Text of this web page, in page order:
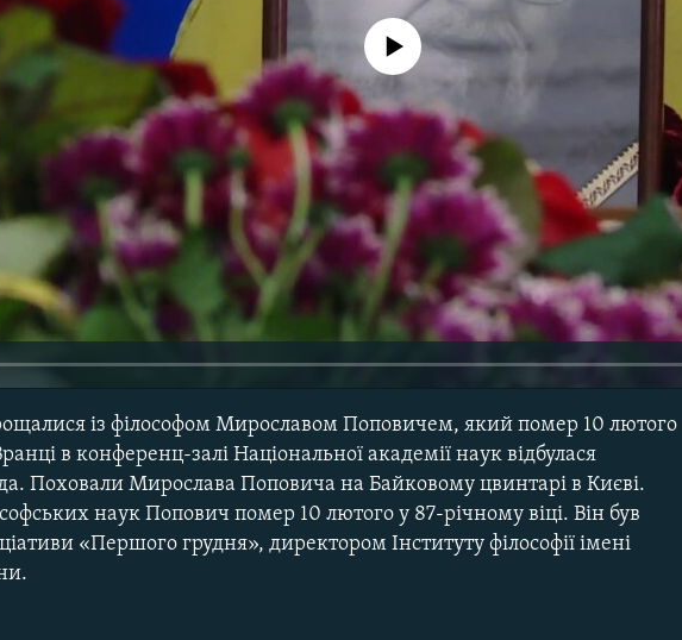
No media source currently available
із філософом Мирославом Поповичем, який помер 10 лютого
в конференц-залі Національної академії наук відбулася
Поховали Мирослава Поповича на Байковому цвинтарі в Києві.
наук Попович помер 10 лютого у 87-річному віці. Він був
«Першого грудня», директором Інституту філософії імені